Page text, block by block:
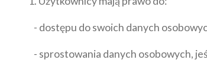
- dostępu do swoich danych
- sprostowania danych osobowych,